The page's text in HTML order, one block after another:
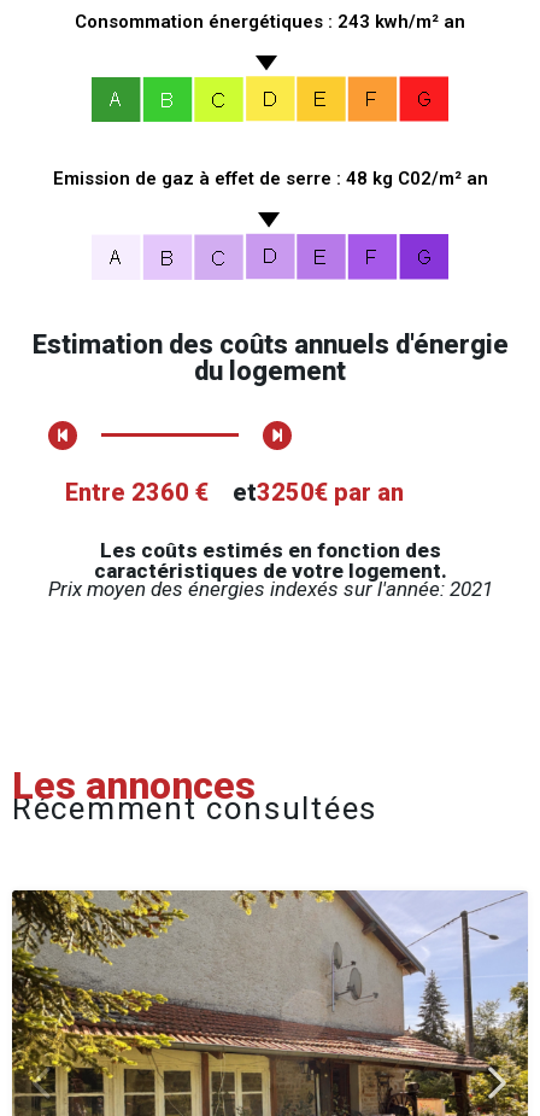
Consommation énergétiques : 243 kwh/m² an
Emission de gaz à effet de serre : 48 kg C02/m² an
Estimation des coûts annuels d'énergie
du logement
Entre 2360 € et3250€ par an
Les coûts estimés en fonction des
caractéristiques de votre logement.
Prix moyen des énergies indexés sur l'année: 2021
Les annonces
Récemment consultées